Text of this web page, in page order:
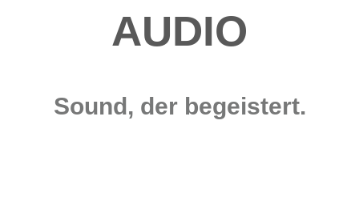
AUDIO
Sound, der begeistert.